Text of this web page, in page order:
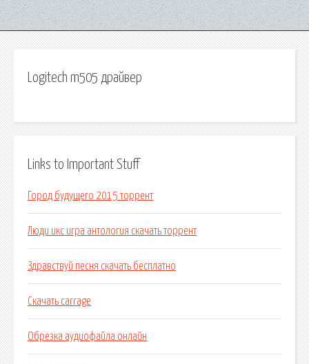
Logitech m505 драйвер
Links to Important Stuff
Город будущего 2015 торрент
Люди икс игра антология скачать торрент
Здравствуй песня скачать бесплатно
Скачать carrage
Обрезка аудиофайла онлайн